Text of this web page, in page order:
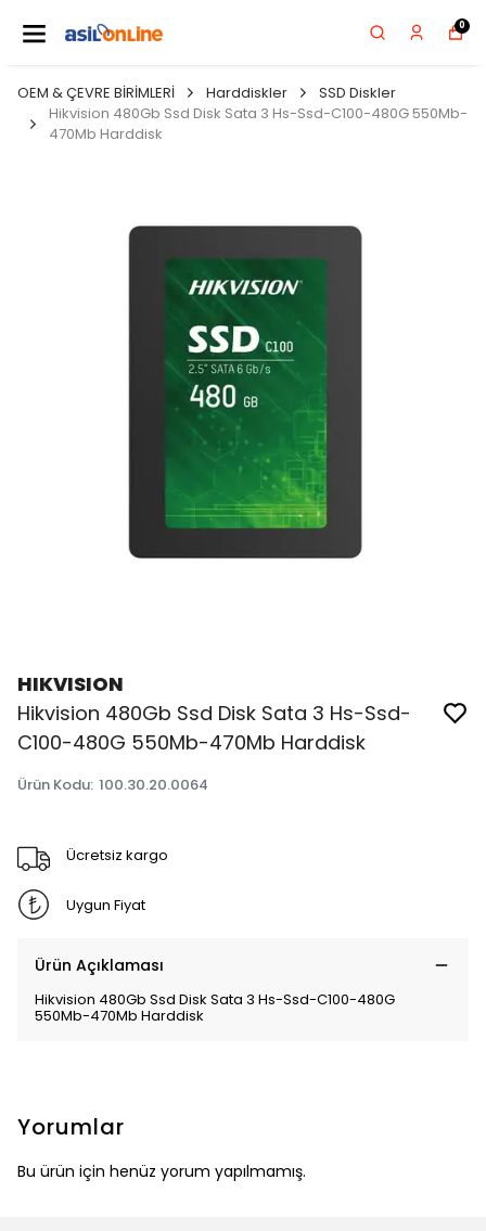
0
OEM & ÇEVRE BİRİMLERİ Harddiskler
SSD Diskler
Hikvision 480Gb Ssd Disk Sata 3 Hs-Ssd-C100-480G 550Mb-
470Mb Harddisk
HIKVISION
Hikvision 480Gb Ssd Disk Sata 3 Hs-Ssd-
C100-480G 550Mb-470Mb Harddisk
Ürün Kodu: 100.30.20.0064
Ücretsiz kargo
Uygun Fiyat
Ürün Açıklaması
Hikvision 480Gb Ssd Disk Sata 3 Hs-Ssd-C100-480G
550Mb-470Mb Harddisk
Yorumlar
Bu ürün için henüz yorum yapılmamış.